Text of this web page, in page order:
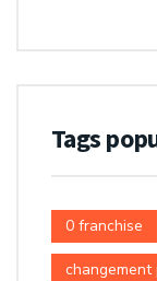
Tags
0 franchise
changement